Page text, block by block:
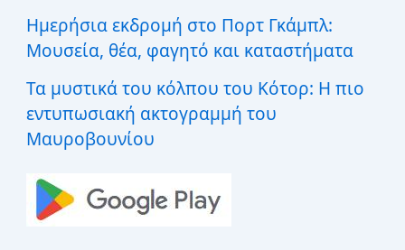
Ημερήσια εκδρομή στο Πορτ Γκάμπλ:
Μουσεία, θέα, φαγητό και καταστήματα
Τα μυστικά του κόλπου του Κότορ: Η πιο
εντυπωσιακή ακτογραμμή του
Μαυροβουνίου